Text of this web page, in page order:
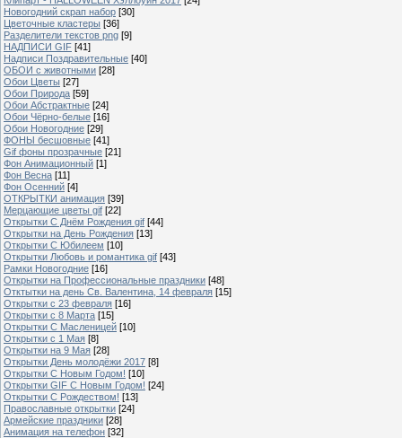
Новогодний скрап набор [30]
Цветочные кластеры [36]
Разделители текстов png [9]
НАДПИСИ GIF [41]
Надписи Поздравительные [40]
ОБОИ с животными [28]
Обои Цветы [27]
Обои Природа [59]
Обои Абстрактные [24]
Обои Чёрно-белые [16]
Обои Новогодние [29]
ФОНЫ бесшовные [41]
Gif фоны прозрачные [21]
Фон Анимационный [1]
Фон Весна [11]
Фон Осенний [4]
ОТКРЫТКИ анимация [39]
Мерцающие цветы gif [22]
Открытки С Днём Рождения gif [44]
Открытки на День Рождения [13]
Открытки С Юбилеем [10]
Открытки Любовь и романтика gif [43]
Рамки Новогодние [16]
Открытки на Профессиональные праздники [48]
Отктытки на день Св. Валентина, 14 февраля [15]
Открытки с 23 февраля [16]
Открытки с 8 Марта [15]
Открытки С Масленицей [10]
Открытки с 1 Мая [8]
Открытки на 9 Мая [28]
Открытки День молодёжи 2017 [8]
Открытки С Новым Годом! [10]
Открытки GIF С Новым Годом! [24]
Открытки С Рождеством! [13]
Православные открытки [24]
Армейские праздники [28]
Анимация на телефон [32]